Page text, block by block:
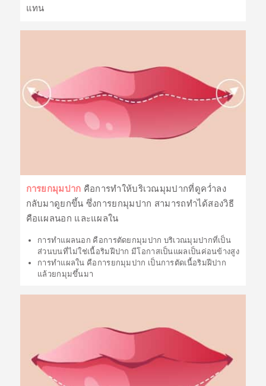
แทน
การยกมุมปาก คือการทำให้บริเวณมุมปากที่ดูคว่ำลง
กลับมาดูยกขึ้น ซึ่งการยกมุมปาก สามารถทำได้สองวิธี
คือแผลนอก และแผลใน
การทำแผลนอก คือการตัดยกมุมปาก บริเวณมุมปากที่เป็น
ส่วนบนที่ไม่ใช่เนื้อริมฝีปาก มีโอกาสเป็นแผลเป็นค่อนข้างสูง
การทำแผลใน คือการยกมุมปาก เป็นการตัดเนื้อริมฝีปาก
แล้วยกมุมขึ้นมา